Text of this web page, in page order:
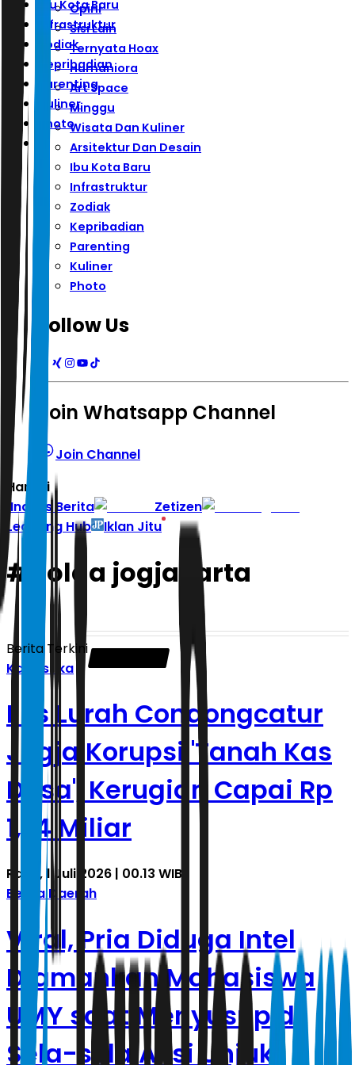
Ibu Kota Baru
Infrastruktur
Zodiak
Kepribadian
Parenting
Kuliner
Photo
Opini
Sisi Lain
Ternyata Hoax
Humaniora
Art Space
Minggu
Wisata Dan Kuliner
Arsitektur Dan Desain
Ibu Kota Baru
Infrastruktur
Zodiak
Kepribadian
Parenting
Kuliner
Photo
Follow Us
Join Whatsapp Channel
Join Channel
Hari ini
Indeks Berita
Zetizen
Learning Hub
Iklan Jitu
# polda jogjakarta
Berita Terkini
Kasuistika
Eks Lurah Condongcatur
Jogja Korupsi 'Tanah Kas
Desa', Kerugian Capai Rp
1,74 Miliar
Rabu, 1 Juli 2026 | 00.13 WIB
Berita Daerah
Viral, Pria Diduga Intel
Diamankan Mahasiswa
UMY saat Menyusup di
Sela-sela Aksi Unjuk